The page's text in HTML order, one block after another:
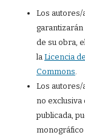
Los autores/
de su obra,
la Licencia
Commons
Los
no
publicada,